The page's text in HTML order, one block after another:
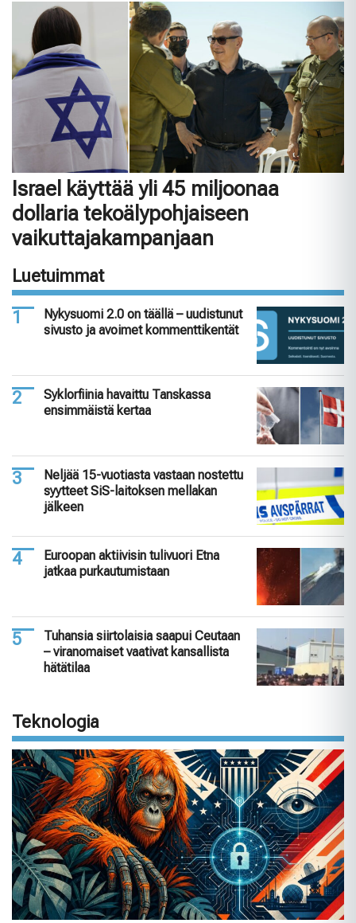
Israel käyttää yli 45 miljoonaa
dollaria tekoälypohjaiseen
vaikuttajakampanjaan
Luetuimmat
Nykysuomi 2.0 on täällä – uudistunut
sivusto ja avoimet kommenttikentät
Syklorfiinia havaittu Tanskassa
ensimmäistä kertaa
Neljää 15-vuotiasta vastaan nostettu
syytteet SiS-laitoksen mellakan
jälkeen
Euroopan aktiivisin tulivuori Etna
jatkaa purkautumistaan
Tuhansia siirtolaisia saapui Ceutaan
– viranomaiset vaativat kansallista
hätätilaa
Teknologia